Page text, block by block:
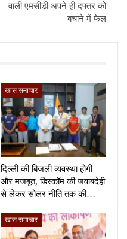
वाली एमसीडी अपने ही दफ्तर को
बचाने में फेल
खास समाचार
दिल्ली की बिजली व्यवस्था होगी
और मजबूत, डिस्कॉम की जवाबदेही
से लेकर सोलर नीति तक की…
खास समाचार